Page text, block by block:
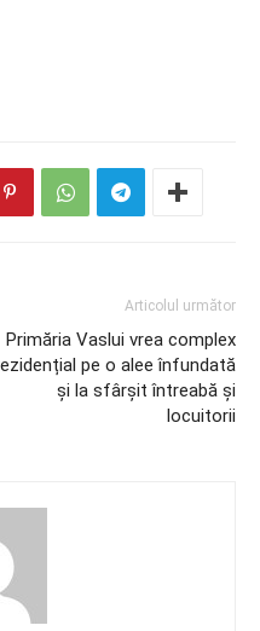
Articolul următor
Primăria Vaslui vrea complex
pe o alee înfundată
și la sfârșit întreabă și
locuitorii